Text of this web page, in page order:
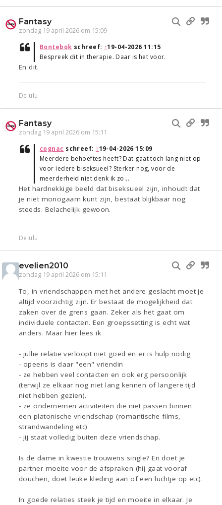
Fantasy
zondag 19 april 2026 om 15:09
Bontebok schreef: ↑19-04-2026 11:15
Bespreek dit in therapie. Daar is het voor.
En dit.
Delulu
Fantasy
zondag 19 april 2026 om 15:11
cognac schreef: ↑19-04-2026 15:09
Meerdere behoeftes heeft? Dat gaat toch lang niet op
voor iedere biseksueel? Sterker nog, voor de
meerderheid niet denk ik zo...
Het hardnekkige beeld dat biseksueel zijn, inhoudt dat
je niet monogaam kunt zijn, bestaat blijkbaar nog
steeds. Belachelijk gewoon.
Delulu
evelien2010
zondag 19 april 2026 om 15:11
To, in vriendschappen met het andere geslacht moet je
altijd voorzichtig zijn. Er bestaat de mogelijkheid dat
zaken over de grens gaan. Zeker als het gaat om
individuele contacten. Een groepssetting is echt wat
anders. Maar hier lees ik
- jullie relatie verloopt niet goed en er is hulp nodig
- opeens is daar "een" vriendin
- ze hebben veel contacten en ook erg persoonlijk
(terwijl ze elkaar nog niet lang kennen of langere tijd
niet hebben gezien).
- ze ondernemen activiteiten die niet passen binnen
een platonische vriendschap (romantische films,
strandwandeling etc)
- jij staat volledig buiten deze vriendschap.
Is de dame in kwestie trouwens single? En doet je
partner moeite voor de afspraken (hij gaat vooraf
douchen, doet leuke kleding aan of een luchtje op etc).
In goede relaties steek je tijd en moeite in elkaar. Je